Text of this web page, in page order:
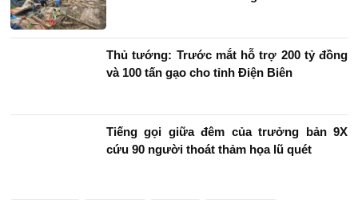
Thủ tướng: Trước mắt hỗ trợ 200 tỷ đồng
và 100 tấn gạo cho tỉnh Điện Biên
Tiếng gọi giữa đêm của trưởng bản 9X
cứu 90 người thoát thảm họa lũ quét